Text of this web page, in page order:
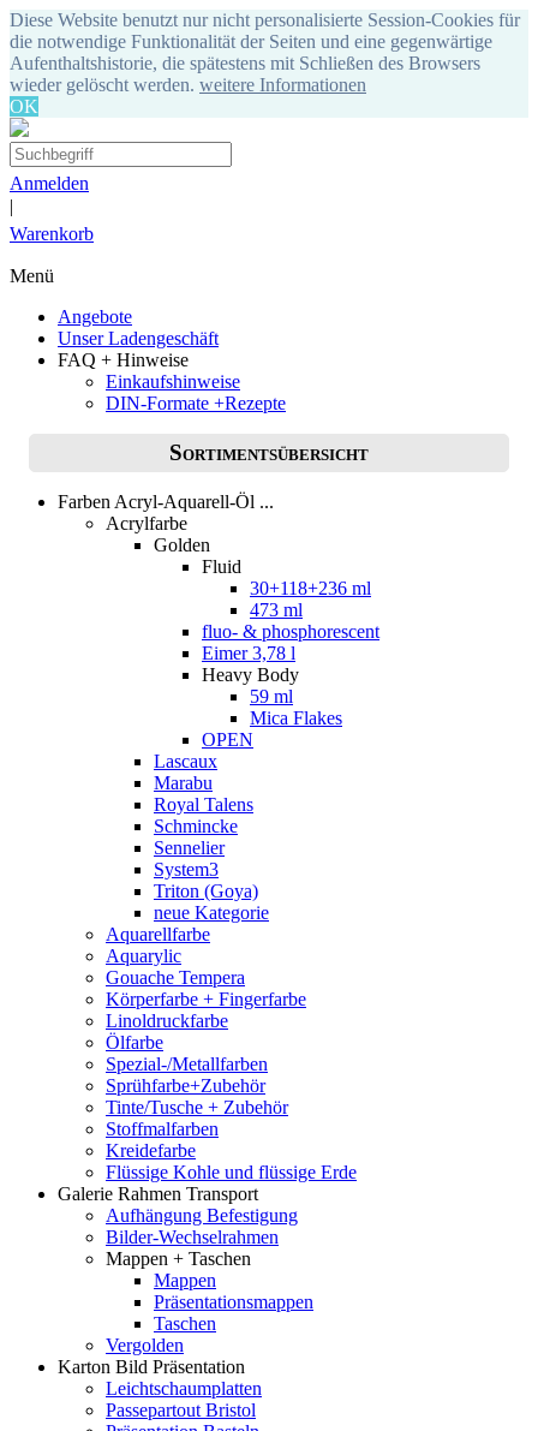
Diese Website benutzt nur nicht personalisierte Session-Cookies für
die notwendige Funktionalität der Seiten und eine gegenwärtige
Aufenthaltshistorie, die spätestens mit Schließen des Browsers
wieder gelöscht werden. weitere Informationen
OK
Anmelden
|
Warenkorb
Menü
Angebote
Unser Ladengeschäft
FAQ + Hinweise
Einkaufshinweise
DIN-Formate +Rezepte
Sortimentsübersicht
Farben Acryl-Aquarell-Öl ...
Acrylfarbe
Golden
Fluid
30+118+236 ml
473 ml
fluo- & phosphorescent
Eimer 3,78 l
Heavy Body
59 ml
Mica Flakes
OPEN
Lascaux
Marabu
Royal Talens
Schmincke
Sennelier
System3
Triton (Goya)
neue Kategorie
Aquarellfarbe
Aquarylic
Gouache Tempera
Körperfarbe + Fingerfarbe
Linoldruckfarbe
Ölfarbe
Spezial-/Metallfarben
Sprühfarbe+Zubehör
Tinte/Tusche + Zubehör
Stoffmalfarben
Kreidefarbe
Flüssige Kohle und flüssige Erde
Galerie Rahmen Transport
Aufhängung Befestigung
Bilder-Wechselrahmen
Mappen + Taschen
Mappen
Präsentationsmappen
Taschen
Vergolden
Karton Bild Präsentation
Leichtschaumplatten
Passepartout Bristol